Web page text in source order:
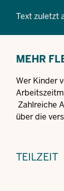
Text zuletzt
MEHR
Wer Kinder
Zahlreiche
über die
TEILZEIT